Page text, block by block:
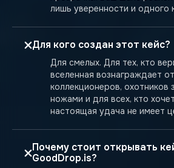
лишь уверенности и одного
Для кого создан этот кейс?
Для смелых. Для тех, кто
вселенная вознаграждает
коллекционеров, охотников
ножами и для всех, кто
настоящая удача не имеет
Почему стоит открывать
GoodDrop.is?